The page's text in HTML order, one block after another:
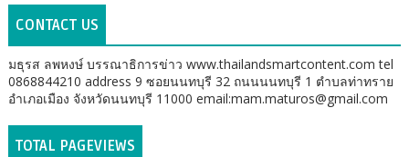
CONTACT US
มธุรส ลพหงษ์ บรรณาธิการข่าว www.thailandsmartcontent.com tel
0868844210 address 9 ซอยนนทบุรี 32 ถนนนนทบุรี 1 ตำบลท่าทราย
อำเภอเมือง จังหวัดนนทบุรี 11000 email:mam.maturos@gmail.com
TOTAL PAGEVIEWS